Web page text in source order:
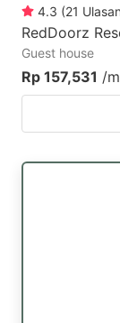
4.3 (21 Ulasan
RedDoorz
Guest house
Rp 157,531 /